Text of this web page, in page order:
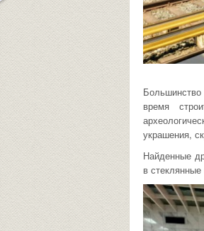
время
украшения,
Найденные
в